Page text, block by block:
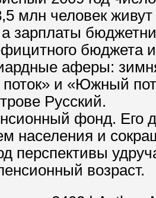
млн человек
зарплаты
бюджета
аферы:
и «Южный
Русский.
фонд. Его
населения и
перспективы
возраст.